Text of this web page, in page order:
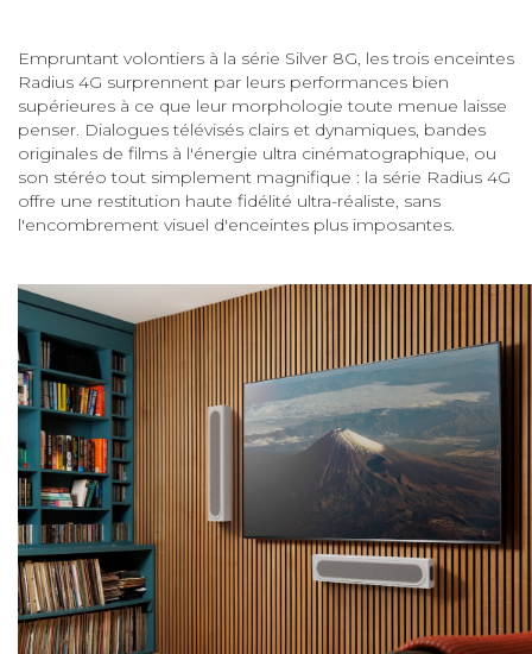
Empruntant volontiers à la série Silver 8G, les trois enceintes
Radius 4G surprennent par leurs performances bien
supérieures à ce que leur morphologie toute menue laisse
penser. Dialogues télévisés clairs et dynamiques, bandes
originales de films à l'énergie ultra cinématographique, ou
son stéréo tout simplement magnifique : la série Radius 4G
offre une restitution haute fidélité ultra-réaliste, sans
l'encombrement visuel d'enceintes plus imposantes.